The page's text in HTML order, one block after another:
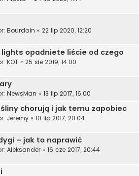
Bourdain « 22 lip 2020, 12:20
opadniete liście od czego
KOT « 25 sie 2019, 14:00
NewsMan « 13 lip 2017, 16:00
chorują i jak temu zapobiec
Jeremy « 10 lip 2017, 20:04
– jak to naprawić
Aleksander « 16 cze 2017, 20:44